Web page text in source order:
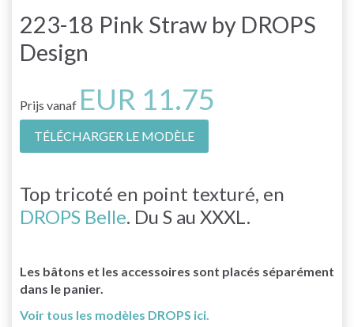
223-18 Pink Straw by DROPS
Design
Prijs vanaf EUR 11.75
TÉLÉCHARGER LE MODÈLE
Top tricoté en point texturé, en
DROPS Belle. Du S au XXXL.
Les bâtons et les accessoires sont placés séparément
dans le panier.
Voir tous les modèles DROPS ici.